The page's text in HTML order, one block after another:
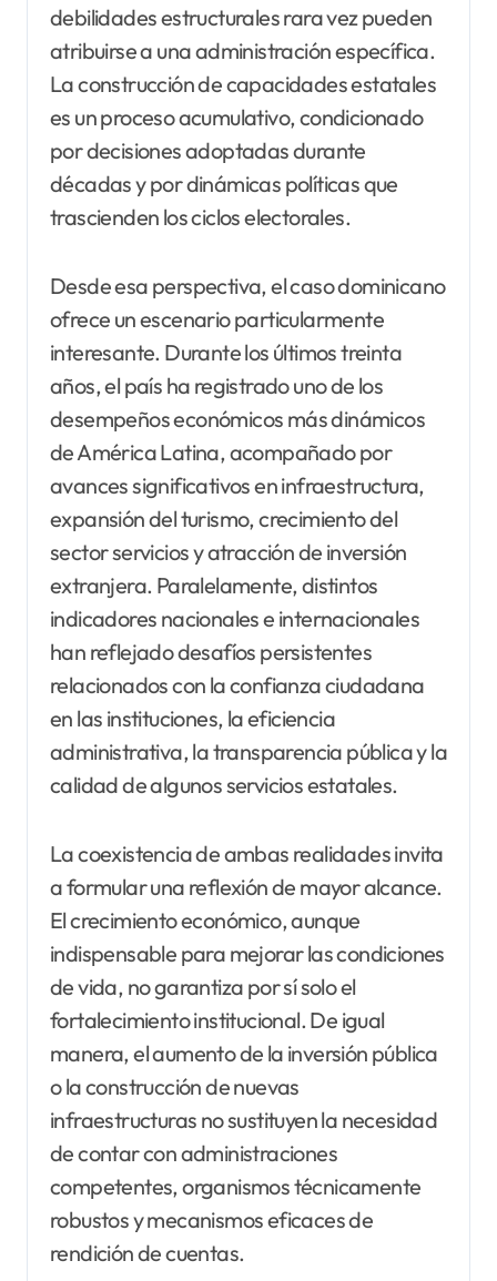
debilidades estructurales rara vez pueden
atribuirse a una administración específica.
La construcción de capacidades estatales
es un proceso acumulativo, condicionado
por decisiones adoptadas durante
décadas y por dinámicas políticas que
trascienden los ciclos electorales.
Desde esa perspectiva, el caso dominicano
ofrece un escenario particularmente
interesante. Durante los últimos treinta
años, el país ha registrado uno de los
desempeños económicos más dinámicos
de América Latina, acompañado por
avances significativos en infraestructura,
expansión del turismo, crecimiento del
sector servicios y atracción de inversión
extranjera. Paralelamente, distintos
indicadores nacionales e internacionales
han reflejado desafíos persistentes
relacionados con la confianza ciudadana
en las instituciones, la eficiencia
administrativa, la transparencia pública y la
calidad de algunos servicios estatales.
La coexistencia de ambas realidades invita
a formular una reflexión de mayor alcance.
El crecimiento económico, aunque
indispensable para mejorar las condiciones
de vida, no garantiza por sí solo el
fortalecimiento institucional. De igual
manera, el aumento de la inversión pública
o la construcción de nuevas
infraestructuras no sustituyen la necesidad
de contar con administraciones
competentes, organismos técnicamente
robustos y mecanismos eficaces de
rendición de cuentas.